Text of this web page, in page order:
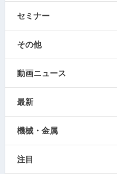
セミナー
その他
動画ニュース
最新
機械・金属
注目